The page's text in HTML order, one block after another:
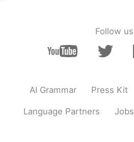
Follow us
AI Grammar Press Kit
Language Partners Jobs